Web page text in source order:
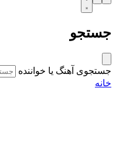
جستجو
جستجوی آهنگ یا خواننده
خانه